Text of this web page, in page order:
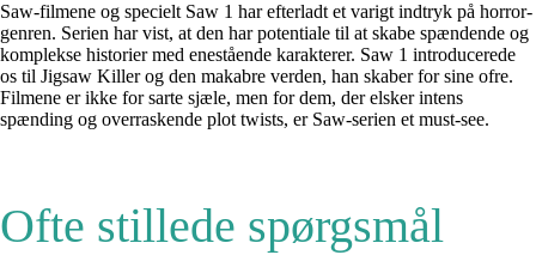
Saw-filmene og specielt Saw 1 har efterladt et varigt indtryk på horror-
genren. Serien har vist, at den har potentiale til at skabe spændende og
komplekse historier med enestående karakterer. Saw 1 introducerede
os til Jigsaw Killer og den makabre verden, han skaber for sine ofre.
Filmene er ikke for sarte sjæle, men for dem, der elsker intens
spænding og overraskende plot twists, er Saw-serien et must-see.
Ofte stillede spørgsmål